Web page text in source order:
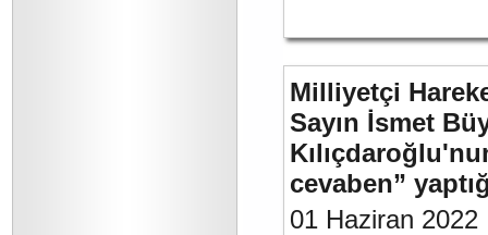
Milliyetçi
Sayın İsmet
cevaben”
01 Haziran 2022